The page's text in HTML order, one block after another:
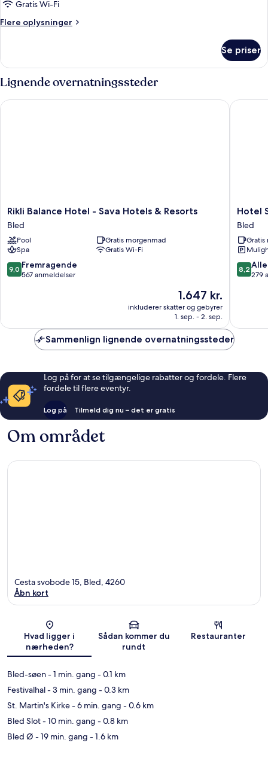
parkudsigt
Gratis Wi-Fi
Flere oplysninger
Flere
-
-
Se priser
Lignende overnatningssteder
Rikli
Balance
Hotel
-
Sava
Hotels
&
Rikli Balance Hotel - Sava Hotels & Resorts
Bled
Pool
Gratis morgenmad
Spa
Gratis Wi-Fi
9.0
ud
anmeldelser
9,0 Fremragende
567 anmeldelser
Prisen
er
1.647 kr.
1.647 kr.
inkluderer skatter og gebyrer
1. sep. - 2. sep.
Rikli Balance Hotel - Sava Hotels & Resorts
Hotel
Savica
Garni
-
Sava
Hotels
&
Hotel
Bled
Gratis
8.2
ud
8,2
279
Hotel
Sammenlign lignende overnatningssteder
Log på for at se tilgængelige rabatter og fordele. Flere
fordele til flere eventyr.
Log på Tilmeld dig nu – det er gratis
Om området
Kort
Cesta svobode 15, Bled, 4260
Åbn kort
Hvad ligger i
nærheden?
Sådan kommer du
rundt
Restauranter
Bled-søen- 1 min. gang - 0.1 km
Festivalhal- 3 min. gang - 0.3 km
St. Martin's Kirke- 6 min. gang - 0.6 km
Bled Slot- 10 min. gang - 0.8 km
Bled Ø - 19 min. gang - 1.6 km